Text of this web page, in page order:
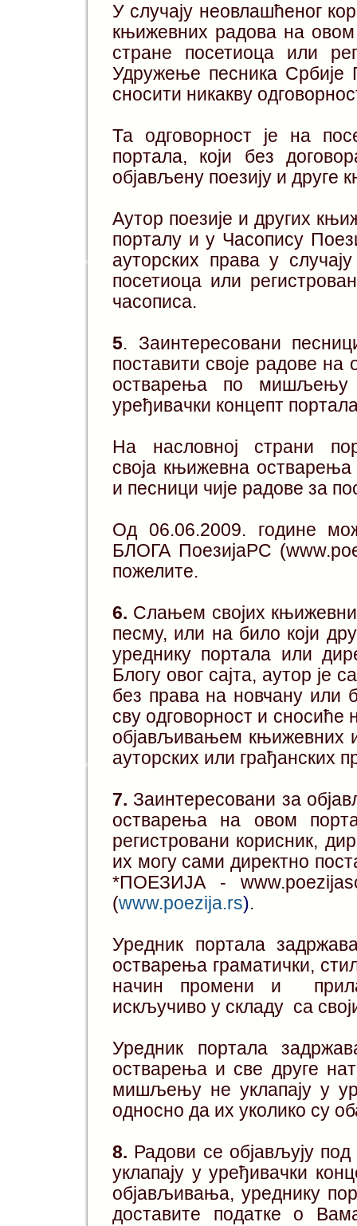
У случају неовлашћеног
књижевних радова на
стране посетиоца или
Удружење песника Србије
сносити никакву
Та одговорност је на
портала, који без
објављену поезију и друге
Аутор поезије и других
порталу и у Часопису
ауторских права у
посетиоца или
часописа.
5. Заинтересовани
поставити своје радове
остварења по мишљењу
уређивачки концепт
На насловној страни
своја књижевна
и песници чије радове за
Од 06.06.2009. године
БЛОГА ПоезијаРС
пожелите.
6. Слањем својих
песму, или на било који
уреднику портала или
Блогу овог сајта, аутор је
без права на новчану или
сву одговорност и сносиће
објављивањем књижевних
ауторских или грађанских
7. Заинтересовани за
остварења на овом
регистровани корисник,
их могу сами директно
*ПОЕЗИЈА -
(www.poezija.rs).
Уредник портала
остварења граматички,
начин промени и
искључиво у складу са
Уредник портала
остварења и све друге
мишљењу не уклапају у
односно да их уколико су
8. Радови се објављују
уклапају у уређивачки
објављивања, уреднику
доставите податке о